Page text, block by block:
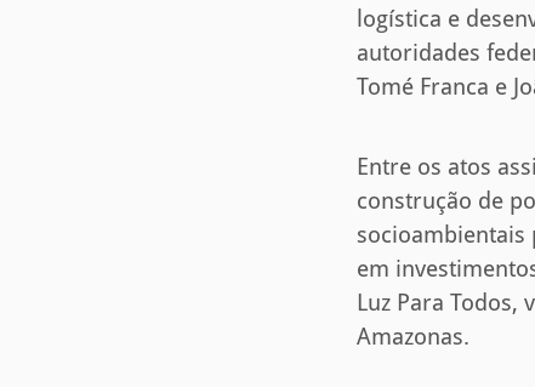
logística e
autoridades
Tomé Franca e
Entre os atos
construção de
socioambientais
em
Luz Para
Amazonas.